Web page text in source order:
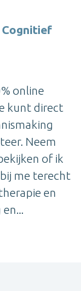
online
kunt direct
Neem
of ik
me terecht
en